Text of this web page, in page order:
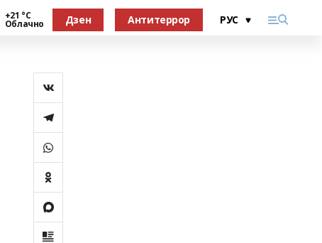
+21 °С
Облачно Дзен Антитеррор